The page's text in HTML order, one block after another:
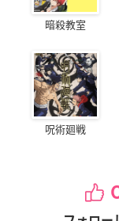
暗殺教室
呪術廻戦